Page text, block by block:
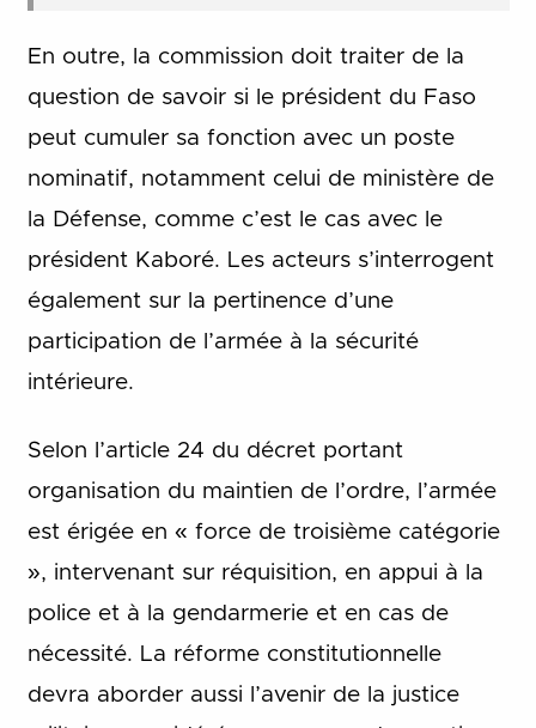
En outre, la commission doit traiter de la
question de savoir si le président du Faso
peut cumuler sa fonction avec un poste
nominatif, notamment celui de ministère de
la Défense, comme c’est le cas avec le
président Kaboré. Les acteurs s’interrogent
également sur la pertinence d’une
participation de l’armée à la sécurité
intérieure.
Selon l’article 24 du décret portant
organisation du maintien de l’ordre, l’armée
est érigée en « force de troisième catégorie
», intervenant sur réquisition, en appui à la
police et à la gendarmerie et en cas de
nécessité. La réforme constitutionnelle
devra aborder aussi l’avenir de la justice